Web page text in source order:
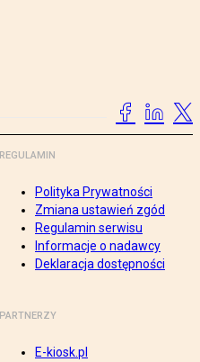
REGULAMIN
Polityka Prywatności
Zmiana ustawień zgód
Regulamin serwisu
Informacje o nadawcy
Deklaracja dostępności
PARTNERZY
E-kiosk.pl